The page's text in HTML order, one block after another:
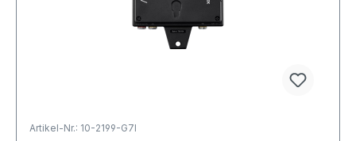
Artikel-Nr.: 10-2199-G7I